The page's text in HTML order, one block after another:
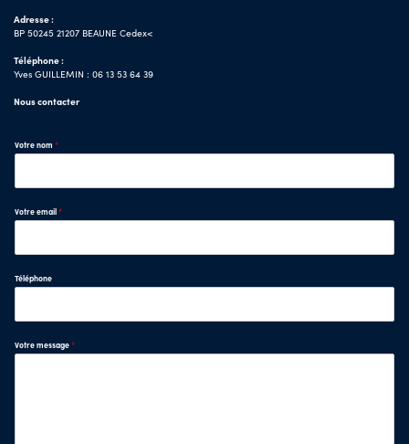
Adresse :
BP 50245 21207 BEAUNE Cedex<
Téléphone :
Yves GUILLEMIN : 06 13 53 64 39
Nous contacter
Votre nom *
Votre email*
Téléphone
Votre message*